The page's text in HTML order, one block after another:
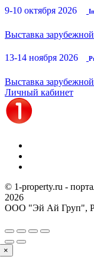
9-10 октября 2026
Выставка
13-14 ноября 2026
Выставка
Личный кабинет
© 1-property.ru -
2026
ООО "Эй Ай Груп",
×